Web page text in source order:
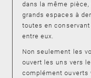
dans la même
grands espaces à
toutes en
entre eux.
Non seulement les
ouvert les uns vers
complément ouverts